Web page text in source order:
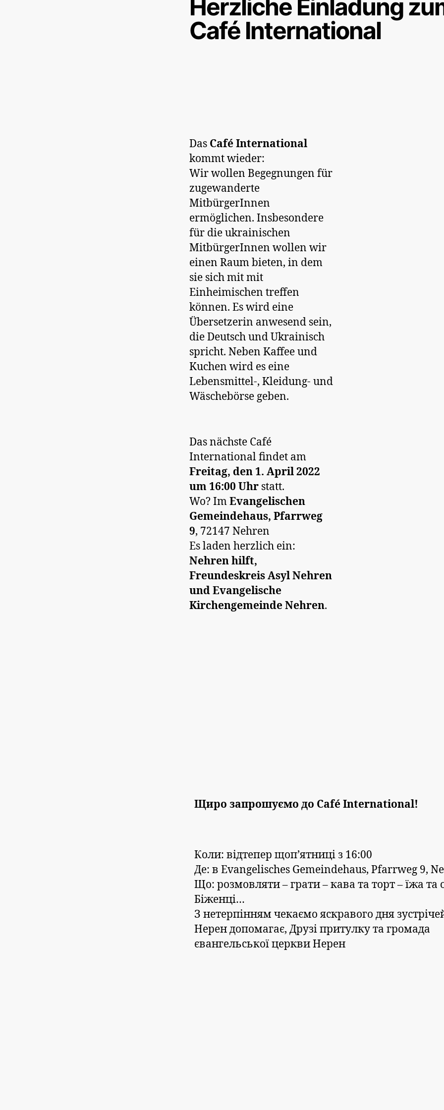
Herzliche Einladung
Café International
Das Café International
kommt wieder:
Wir wollen Begegnungen für
zugewanderte
MitbürgerInnen
ermöglichen. Insbesondere
für die ukrainischen
MitbürgerInnen wollen wir
einen Raum bieten, in dem
sie sich mit mit
Einheimischen treffen
können. Es wird eine
Übersetzerin anwesend sein,
die Deutsch und Ukrainisch
spricht. Neben Kaffee und
Kuchen wird es eine
Lebensmittel-, Kleidung- und
Wäschebörse geben.
Das nächste Café
International findet am
Freitag, den 1. April 2022
um 16:00 Uhr statt.
Wo? ImEvangelischen
Gemeindehaus, Pfarrweg
9, 72147 Nehren
Es laden herzlich ein:
Nehren hilft,
Freundeskreis Asyl Nehren
und Evangelische
Kirchengemeinde Nehren.
Щиро запрошуємо до Café International!
Коли: відтепер щоп’ятниці з 16:00
Де: в Evangelisches Gemeindehaus, Pfarrweg 9,
Що: розмовляти – грати – кава та торт – їжа та
Біженці…
З нетерпінням чекаємо яскравого дня
Нерен допомагає, Друзі притулку та громада
євангельської церкви Нерен